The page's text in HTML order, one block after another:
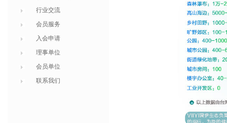
行业交流
会员服务
入会申请
理事单位
会员单位
联系我们